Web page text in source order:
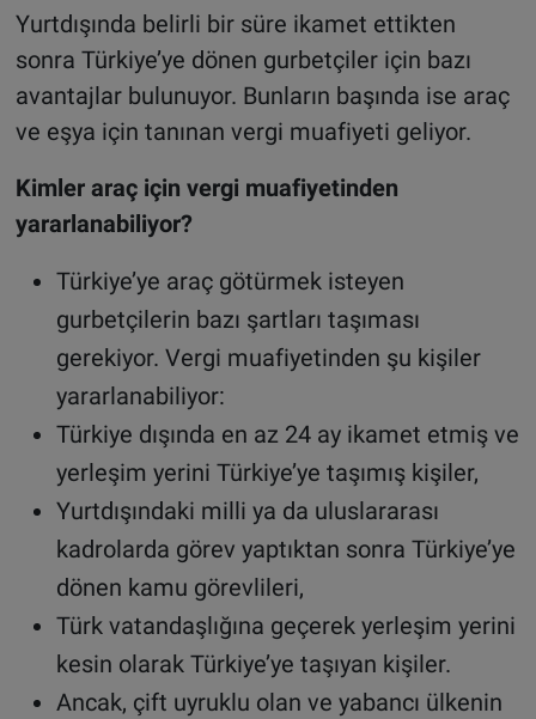
Yurtdışında belirli bir süre ikamet ettikten
sonra Türkiye’ye dönen gurbetçiler için bazı
avantajlar bulunuyor. Bunların başında ise araç
ve eşya için tanınan vergi muafiyeti geliyor.
Kimler araç için vergi muafiyetinden
yararlanabiliyor?
Türkiye’ye araç götürmek isteyen
gurbetçilerin bazı şartları taşıması
gerekiyor. Vergi muafiyetinden şu kişiler
yararlanabiliyor:
Türkiye dışında en az 24 ay ikamet etmiş ve
yerleşim yerini Türkiye’ye taşımış kişiler,
Yurtdışındaki milli ya da uluslararası
kadrolarda görev yaptıktan sonra Türkiye’ye
dönen kamu görevlileri,
Türk vatandaşlığına geçerek yerleşim yerini
kesin olarak Türkiye’ye taşıyan kişiler.
Ancak, çift uyruklu olan ve yabancı ülkenin